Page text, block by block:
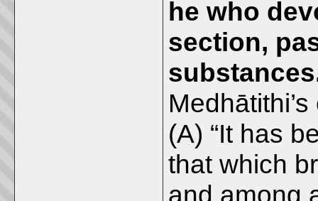
he who
section,
(A) “It has
that which
and among